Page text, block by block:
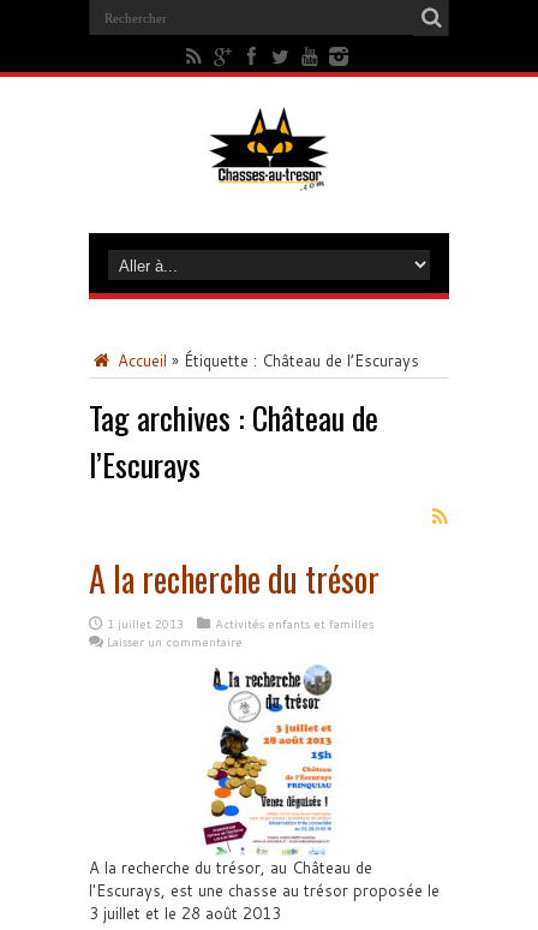
Accueil » Étiquette : Château de l’Escurays
Tag archives : Château de
l’Escurays
A la recherche du trésor
1 juillet 2013
Activités enfants et familles
Laisser un commentaire
A la recherche du trésor, au Château de
l'Escurays, est une chasse au trésor proposée le
3 juillet et le 28 août 2013